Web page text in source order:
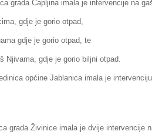
grada Čapljina imala je intervencije na
gdje je gorio otpad,
gdje je gorio otpad, te
Njivama, gdje je gorio biljni otpad.
općine Jablanica imala je
grada Živinice imala je dvije intervencije